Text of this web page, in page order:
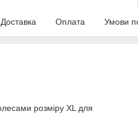
Доставка Оплата Умови
розміру XL для